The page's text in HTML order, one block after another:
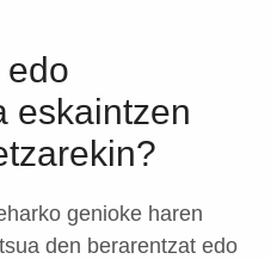
eskaintzen
genioke haren
den berarentzat edo